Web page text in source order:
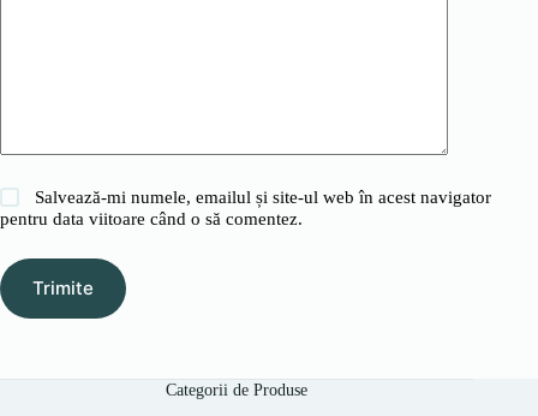
Salvează-mi numele, emailul și site-ul web în acest navigator
pentru data viitoare când o să comentez.
Trimite
Categorii de Produse